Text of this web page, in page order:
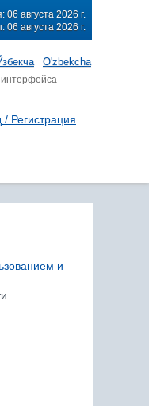
06 августа 2026 г.
августа 2026 г.
O'zbekcha
/ Регистрация
и